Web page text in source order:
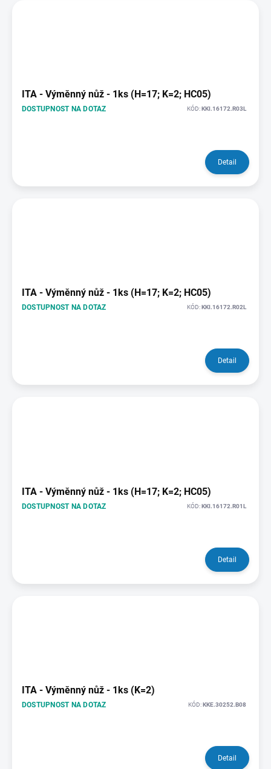
ITA - Výměnný nůž - 1ks (H=17; K=2; HC05)
DOSTUPNOST NA DOTAZ KÓD:KKI.16172.R03L
Detail
ITA - Výměnný nůž - 1ks (H=17; K=2; HC05)
DOSTUPNOST NA DOTAZ KÓD: KKI.16172.R02L
Detail
ITA - Výměnný nůž - 1ks (H=17; K=2; HC05)
DOSTUPNOST NA DOTAZ KÓD:KKI.16172.R01L
Detail
ITA - Výměnný nůž - 1ks (K=2)
DOSTUPNOST NA DOTAZ KÓD:KKE.30252.B08
Detail